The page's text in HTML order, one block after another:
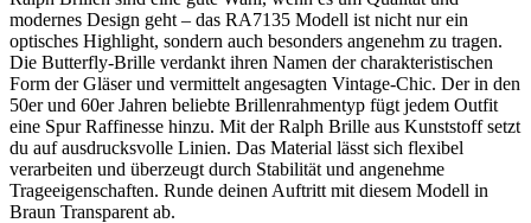
modernes Design geht – das RA7135 Modell ist nicht nur ein
optisches Highlight, sondern auch besonders angenehm zu tragen.
Die Butterfly-Brille verdankt ihren Namen der charakteristischen
Form der Gläser und vermittelt angesagten Vintage-Chic. Der in den
50er und 60er Jahren beliebte Brillenrahmentyp fügt jedem Outfit
eine Spur Raffinesse hinzu. Mit der Ralph Brille aus Kunststoff setzt
du auf ausdrucksvolle Linien. Das Material lässt sich flexibel
verarbeiten und überzeugt durch Stabilität und angenehme
Trageeigenschaften. Runde deinen Auftritt mit diesem Modell in
Braun Transparent ab.